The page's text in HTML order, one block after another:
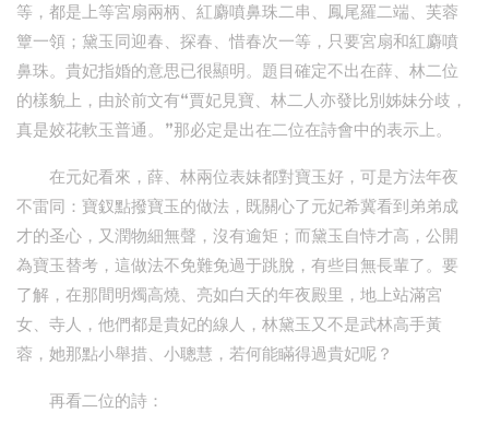
等，都是上等宮扇兩柄、紅麝噴鼻珠二串、鳳尾羅二端、芙蓉
簟一領；黛玉同迎春、探春、惜春次一等，只要宮扇和紅麝噴
鼻珠。貴妃指婚的意思已很顯明。題目確定不出在薛、林二位
的樣貌上，由於前文有“賈妃見寶、林二人亦發比別姊妹分歧，
真是姣花軟玉普通。”那必定是出在二位在詩會中的表示上。
在元妃看來，薛、林兩位表妹都對寶玉好，可是方法年夜
不雷同：寶釵點撥寶玉的做法，既關心了元妃希冀看到弟弟成
才的圣心，又潤物細無聲，沒有逾矩；而黛玉自恃才高，公開
為寶玉替考，這做法不免難免過于跳脫，有些目無長輩了。要
了解，在那間明燭高燒、亮如白天的年夜殿里，地上站滿宮
女、寺人，他們都是貴妃的線人，林黛玉又不是武林高手黃
蓉，她那點小舉措、小聰慧，若何能瞞得過貴妃呢？
再看二位的詩：